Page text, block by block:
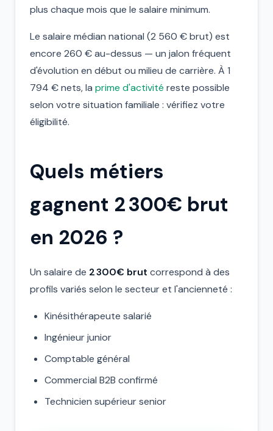
plus chaque mois que le salaire minimum.
Le salaire médian national (2 560 € brut) est
encore 260 € au-dessus — un jalon fréquent
d'évolution en début ou milieu de carrière. À 1
794 € nets, la prime d'activité reste possible
selon votre situation familiale : vérifiez votre
éligibilité.
Quels métiers
gagnent 2 300€ brut
en 2026 ?
Un salaire de 2 300€ brut correspond à des
profils variés selon le secteur et l'ancienneté :
Kinésithérapeute salarié
Ingénieur junior
Comptable général
Commercial B2B confirmé
Technicien supérieur senior